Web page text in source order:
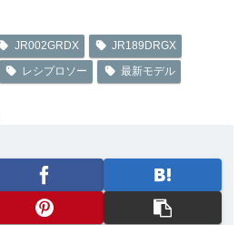
JR002GRDX
JR189DRGX
レシプロソー
最新モデル